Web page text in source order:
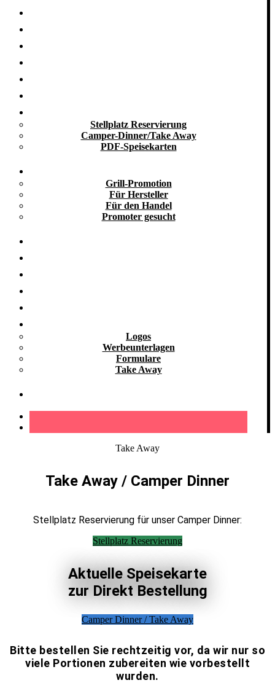
Stellplatz Reservierung
Camper-Dinner/Take Away
PDF-Speisekarten
Grill-Promotion
Für Hersteller
Für den Handel
Promoter gesucht
Logos
Werbeunterlagen
Formulare
Take Away
Take Away
Take Away / Camper Dinner
Stellplatz Reservierung für unser Camper Dinner:
Stellplatz Reservierung
Aktuelle Speisekarte
zur Direkt Bestellung
Camper Dinner / Take Away
Bitte bestellen Sie rechtzeitig vor, da wir nur so
viele Portionen zubereiten wie vorbestellt
wurden.